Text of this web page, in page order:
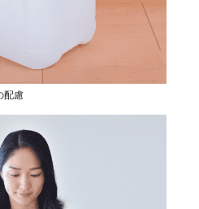
配慮